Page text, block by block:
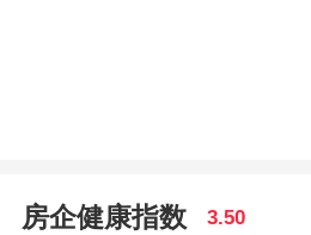
房企健康指数 3.50